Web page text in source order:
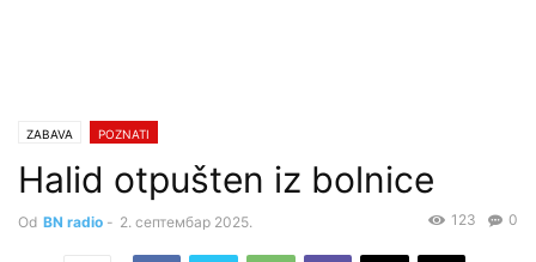
ZABAVA POZNATI
Halid otpušten iz bolnice
Od BN radio - 2. септембар 2025. 0
123